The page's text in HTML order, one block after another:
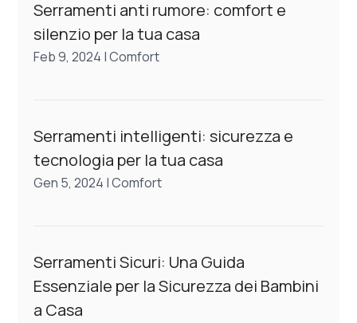
Serramenti anti rumore: comfort e
silenzio per la tua casa
Feb 9, 2024 |Comfort
Serramenti intelligenti: sicurezza e
tecnologia per la tua casa
Gen 5, 2024 |Comfort
Serramenti Sicuri: Una Guida
Essenziale per la Sicurezza dei Bambini
a Casa